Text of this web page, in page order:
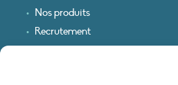
Nos produits
Recrutement